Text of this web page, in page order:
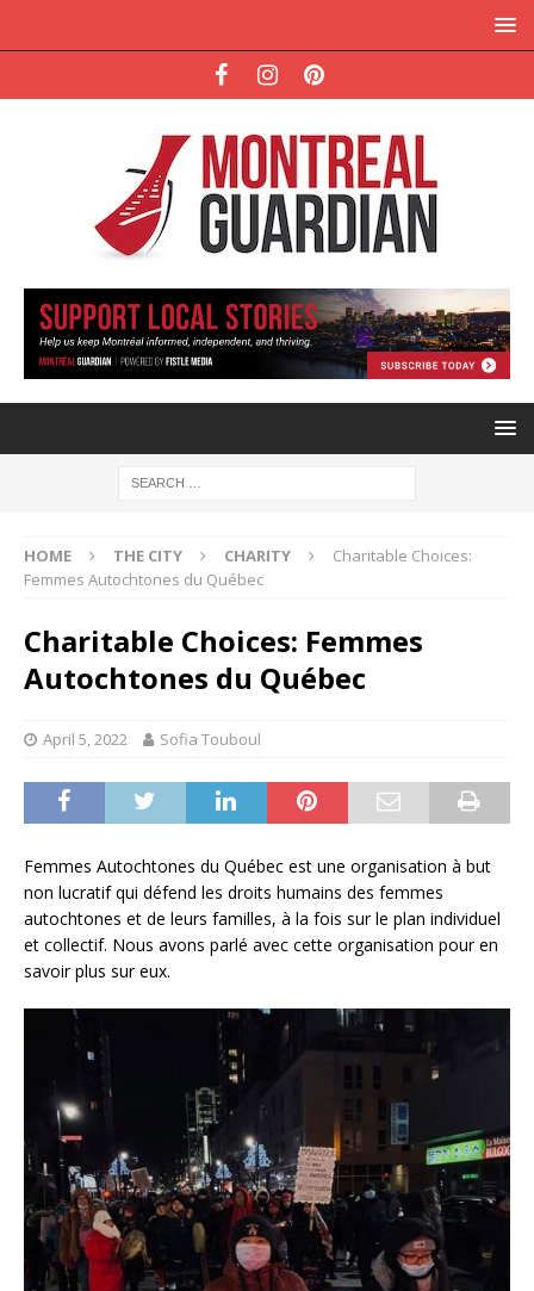
HOME THE CITY CHARITY
Charitable Choices:
Femmes Autochtones du Québec
Charitable Choices: Femmes
Autochtones du Québec
April 5, 2022 Sofia Touboul
Femmes Autochtones du Québec est une organisation à but
non lucratif qui défend les droits humains des femmes
autochtones et de leurs familles, à la fois sur le plan individuel
et collectif. Nous avons parlé avec cette organisation pour en
savoir plus sur eux.